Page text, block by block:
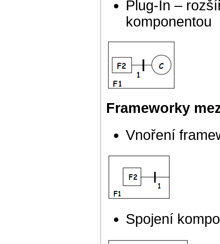
Plug-In –
komponentou
Frameworky
Vnoření
Spojení